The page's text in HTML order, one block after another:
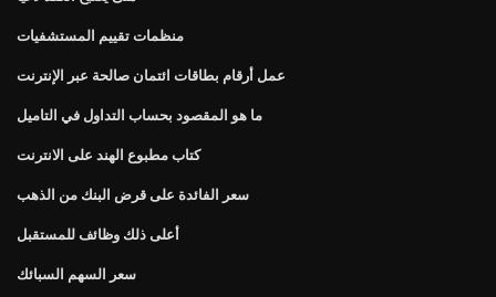
منظمات تقييم المستشفيات
عمل أرقام بطاقات ائتمان صالحة عبر الإنترنت
ما هو المقصود بحساب التداول في التاميل
كتاب مطبوع الهند على الانترنت
سعر الفائدة على قرض البنك من الذهب
أعلى ذلك وظائف للمستقبل
سعر السهم السبائك